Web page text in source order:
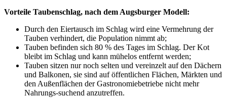
Vorteile Taubenschlag, nach dem Augsburger Modell:
Durch den Eiertausch im Schlag wird eine Vermehrung der
Tauben verhindert, die Population nimmt ab;
Tauben befinden sich 80 % des Tages im Schlag. Der Kot
bleibt im Schlag und kann mühelos entfernt werden;
Tauben sitzen nur noch selten und vereinzelt auf den Dächern
und Balkonen, sie sind auf öffentlichen Flächen, Märkten und
den Außenflächen der Gastronomiebetriebe nicht mehr
Nahrungs-suchend anzutreffen.